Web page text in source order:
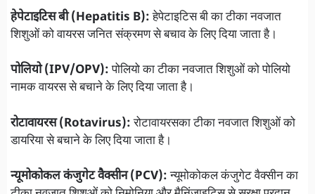
हेपेटाइटिस बी (Hepatitis B):हेपेटाइटिस बी का टीका नवजात
शिशुओं को वायरस जनित संक्रमण से बचाव के लिए दिया जाता है।
पोलियो (IPV/OPV):पोलियो का टीका नवजात शिशुओं को पोलियो
नामक वायरस से बचाने के लिए दिया जाता है।
रोटावायरस (Rotavirus):रोटावायरसका टीका नवजात शिशुओं को
डायरिया से बचाने के लिए दिया जाता है।
न्यूमोकोकल कंजुगेट वैक्सीन (PCV):न्यूमोकोकल कंजुगेट वैक्सीन का